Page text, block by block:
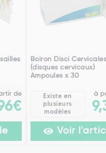
de
Boiron Disci
(disques cervicaux)
Ampoules x 30
Existe en
plusieurs
modèles
à
Voir